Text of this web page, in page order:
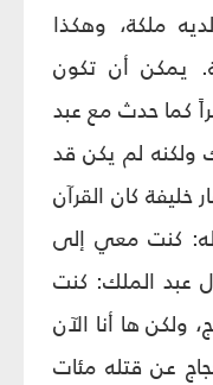
ملكة، وهكذا
يمكن أن تكون
كما حدث مع عبد
ولكنه لم يكن قد
خليفة كان القرآن
كنت معي إلى
عبد الملك: كنت
ولكن ها أنا الآن
عن قتله مئات